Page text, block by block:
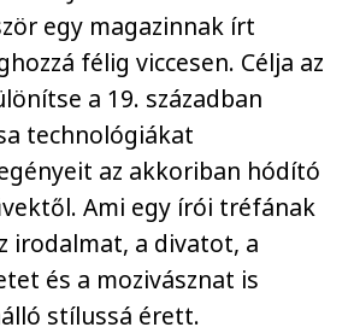
egy magazinnak írt
félig viccesen. Célja az
a 19. században
technológiákat
az akkoriban hódító
Ami egy írói tréfának
irodalmat, a divatot, a
és a mozivásznat is
stílussá érett.